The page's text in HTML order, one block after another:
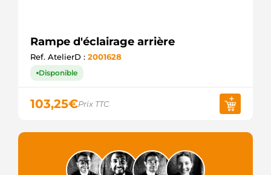
Rampe d'éclairage arrière
Ref. AtelierD : 2001628
Disponible
103,25€Prix TTC